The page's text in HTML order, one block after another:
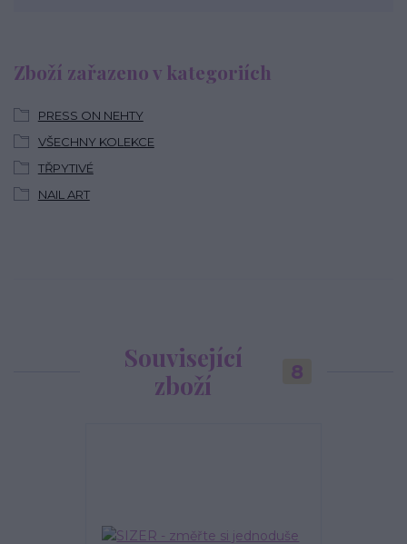
Zboží zařazeno v kategoriích
PRESS ON NEHTY
VŠECHNY KOLEKCE
TŘPYTIVÉ
NAIL ART
Související
zboží
8